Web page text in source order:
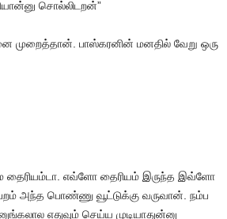
சொல்லிடறன்”
முறைத்தான். பாஸ்கரனின் மனதில் வேறு ஒரு
தைரியம்டா. எவ்ளோ தைரியம் இருந்த இவ்ளோ
அந்த பொண்ணு வூட்டுக்கு வருவான். நம்ப
எதுவும் செய்ய முடியாதுன்னு